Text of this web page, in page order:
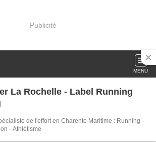
Publicité
MENU
La Rochelle - Label Running
de l'effort en Charente Maritime : Running -
- Athlétisme